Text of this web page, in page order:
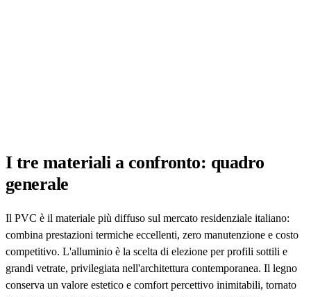
I tre materiali a confronto: quadro
generale
Il PVC è il materiale più diffuso sul mercato residenziale italiano:
combina prestazioni termiche eccellenti, zero manutenzione e costo
competitivo. L'alluminio è la scelta di elezione per profili sottili e
grandi vetrate, privilegiata nell'architettura contemporanea. Il legno
conserva un valore estetico e comfort percettivo inimitabili, tornato